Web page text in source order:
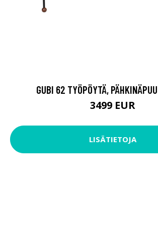
GUBI 62 TYÖPÖYTÄ,
3499 EUR
LISÄTIETOJA